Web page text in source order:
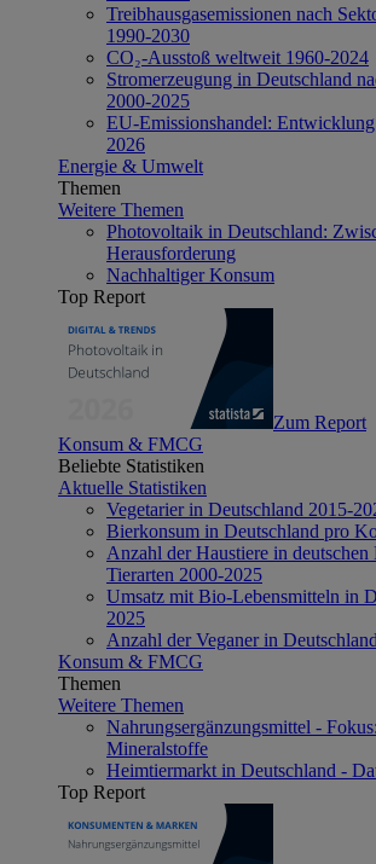
Treibhausgasemissionen nach
1990-2030
CO₂-Ausstoß weltweit 1960-2024
Stromerzeugung in Deutschland
2000-2025
EU-Emissionshandel:
2026
Energie & Umwelt
Themen
Weitere Themen
Photovoltaik in Deutschland:
Herausforderung
Nachhaltiger Konsum
Top Report
Zum Report
Konsum & FMCG
Beliebte Statistiken
Aktuelle Statistiken
Vegetarier in Deutschland 2015-
Bierkonsum in Deutschland pro
Anzahl der Haustiere in deutschen
Tierarten 2000-2025
Umsatz mit Bio-Lebensmitteln in
2025
Anzahl der Veganer in
Konsum & FMCG
Themen
Weitere Themen
Nahrungsergänzungsmittel -
Mineralstoffe
Heimtiermarkt in Deutschland -
Top Report